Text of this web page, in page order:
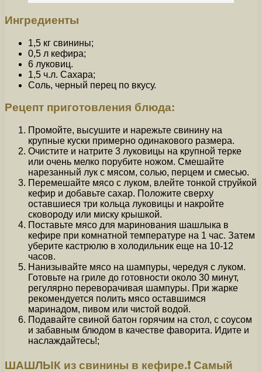
Ингредиенты
1,5 кг свинины;
0,5 л кефира;
6 луковиц.
1,5 ч.л. Сахара;
Соль, черный перец по вкусу.
Рецепт приготовления блюда:
Промойте, высушите и нарежьте свинину на
крупные куски примерно одинакового размера.
Очистите и натрите 3 луковицы на крупной терке
или очень мелко порубите ножом. Смешайте
нарезанный лук с мясом, солью, перцем и смесью.
Перемешайте мясо с луком, влейте тонкой струйкой
кефир и добавьте сахар. Положите сверху
оставшиеся три кольца луковицы и накройте
сковороду или миску крышкой.
Поставьте мясо для маринования шашлыка в
кефире при комнатной температуре на 1 час. Затем
уберите кастрюлю в холодильник еще на 10-12
часов.
Нанизывайте мясо на шампуры, чередуя с луком.
Готовьте на гриле до готовности около 30 минут,
регулярно переворачивая шампуры. При жарке
рекомендуется полить мясо оставшимся
маринадом, пивом или чистой водой.
Подавайте свиной батон горячим на стол, с соусом
и забавным блюдом в качестве фаворита. Идите и
наслаждайтесь!;
ШАШЛЫК из свинины в кефире.❗️ Самый